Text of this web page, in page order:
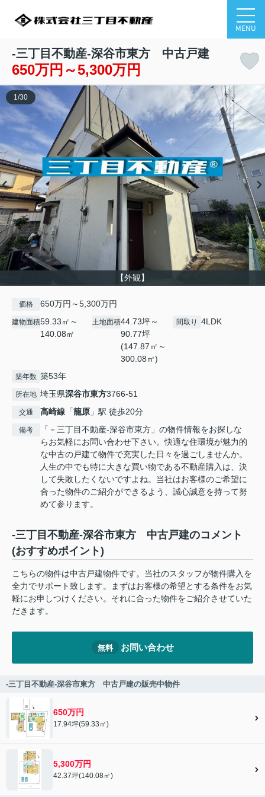
MENU
-三丁目不動産-深谷市東方 中古戸建
650万円～5,300万円
【外観】
1 /30
価格 650万円～5,300万円
建物面積59.33㎡～
140.08㎡
土地面積44.73坪～
90.77坪
(147.87㎡～
300.08㎡)
間取り 4LDK
築年数 築53年
所在地 埼玉県深谷市東方3766-51
交通 高崎線 「籠原 」駅 徒歩20分
備考
「－三丁目不動産-深谷市東方」の物件情報をお探しな
らお気軽にお問い合わせ下さい。快適な住環境が魅力的
な中古の戸建て物件で充実した日々を過ごしませんか。
人生の中でも特に大きな買い物である不動産購入は、決
して失敗したくないですよね。当社はお客様のご希望に
合った物件のご紹介ができるよう、誠心誠意を持って努
めて参ります。
-三丁目不動産-深谷市東方 中古戸建のコメント
(おすすめポイント)
こちらの物件は中古戸建物件です。当社のスタッフが物件購入を
全力でサポート致します。まずはお客様の希望とする条件をお気
軽にお申しつけください。それに合った物件をご紹介させていた
だきます。
無料 お問い合わせ
-三丁目不動産-深谷市東方 中古戸建の販売中物件
650万円
17.94坪(59.33㎡)
5,300万円
42.37坪(140.08㎡)